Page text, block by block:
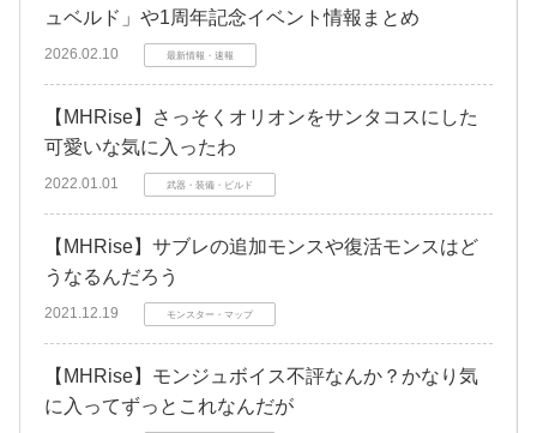
ュベルド」や1周年記念イベント情報まとめ
2026.02.10 最新情報・速報
【MHRise】さっそくオリオンをサンタコスにした
可愛いな気に入ったわ
2022.01.01 武器・装備・ビルド
【MHRise】サブレの追加モンスや復活モンスはど
うなるんだろう
2021.12.19 モンスター・マップ
【MHRise】モンジュボイス不評なんか？かなり気
に入ってずっとこれなんだが